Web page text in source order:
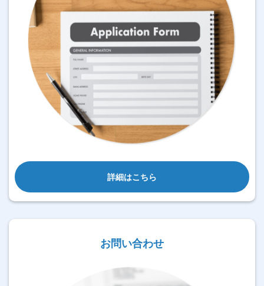
詳細はこちら
お問い合わせ